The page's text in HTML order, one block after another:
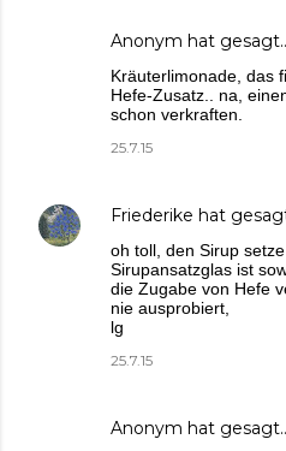
Anonym hat
Kräuterlimonade, das
Hefe-Zusatz.. na,
schon verkraften.
25.7.15
Friederike hat
oh toll, den Sirup
Sirupansatzglas ist
die Zugabe von Hefe
nie ausprobiert,
lg
25.7.15
Anonym hat